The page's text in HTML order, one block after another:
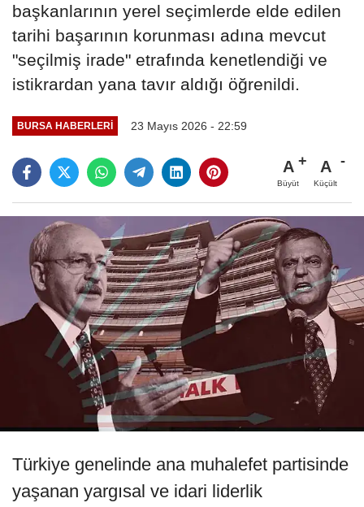
başkanlarının yerel seçimlerde elde edilen
tarihi başarının korunması adına mevcut
"seçilmiş irade" etrafında kenetlendiği ve
istikrardan yana tavır aldığı öğrenildi.
BURSA HABERLERI 23 Mayıs 2026 - 22:59
A
Büyüt
A
Küçült
Türkiye genelinde ana muhalefet partisinde
yaşanan yargısal ve idari liderlik